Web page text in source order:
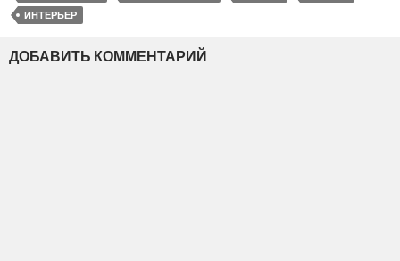
ИНТЕРЬЕР
ДОБАВИТЬ КОММЕНТАРИЙ